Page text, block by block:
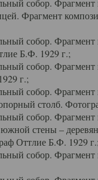
собор. Фрагмент
Фрагмент
собор. Фрагмент
Б.Ф. 1929 г.;
собор. Фрагмент
г.;
собор. Фрагмент
столб.
собор. Фрагмент
стены –
Оттлие Б.Ф. 1929 г.;
собор. Фрагмент